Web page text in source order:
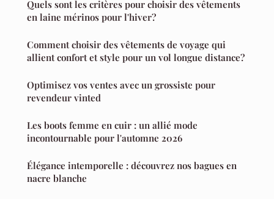
Quels sont les critères pour choisir des vêtements
en laine mérinos pour l'hiver?
Comment choisir des vêtements de voyage qui
allient confort et style pour un vol longue distance?
Optimisez vos ventes avec un grossiste pour
revendeur vinted
Les boots femme en cuir : un allié mode
incontournable pour l'automne 2026
Élégance intemporelle : découvrez nos bagues en
nacre blanche